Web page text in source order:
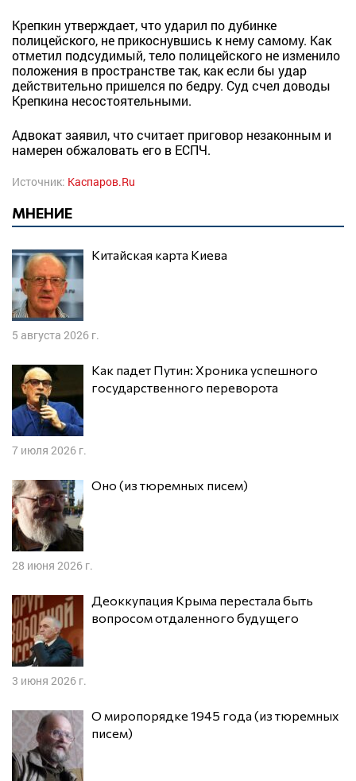
Крепкин утверждает, что ударил по дубинке
полицейского, не прикоснувшись к нему самому. Как
отметил подсудимый, тело полицейского не изменило
положения в пространстве так, как если бы удар
действительно пришелся по бедру. Суд счел доводы
Крепкина несостоятельными.
Адвокат заявил, что считает приговор незаконным и
намерен обжаловать его в ЕСПЧ.
Источник: Каспаров.Ru
МНЕНИЕ
Китайская карта Киева
5 августа 2026 г.
Как падет Путин: Хроника успешного
государственного переворота
7 июля 2026 г.
Оно (из тюремных писем)
28 июня 2026 г.
Деоккупация Крыма перестала быть
вопросом отдаленного будущего
3 июня 2026 г.
О миропорядке 1945 года (из тюремных
писем)